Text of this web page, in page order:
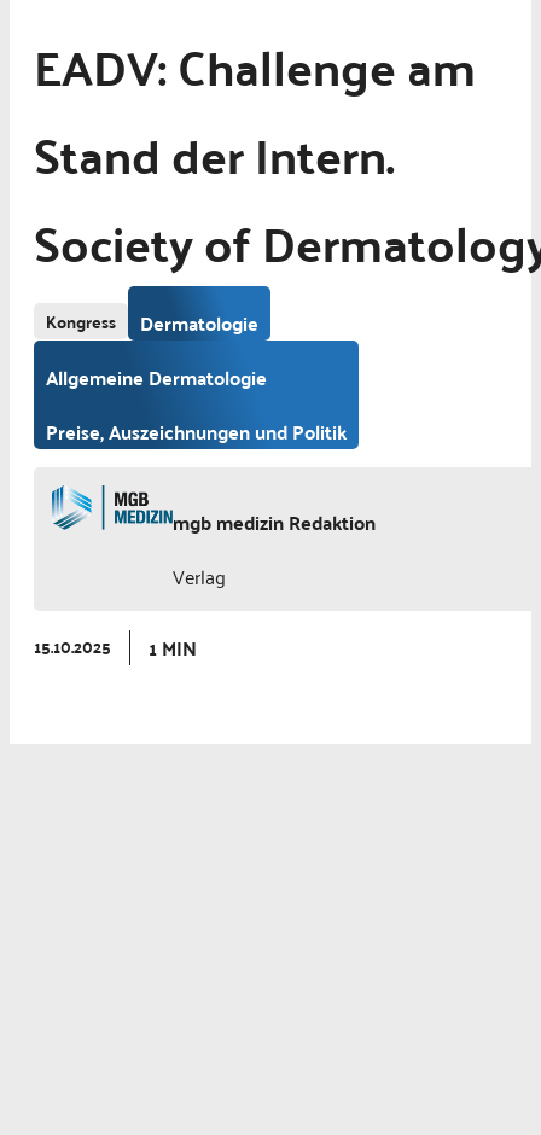
EADV: Challenge am
Stand der Intern.
Society of
Kongress
Dermatologie
Allgemeine Dermatologie
Preise, Auszeichnungen und Politik
mgb medizin Redaktion
Verlag
15.10.2025 1 MIN